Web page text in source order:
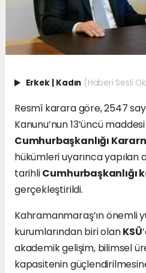
Erkek Kadın (Haberi Sesli
Resmî karara göre, 2547
Kanunu’nun 13’üncü maddesi
Cumhurbaşkanlığı
hükümleri uyarınca yapılan
tarihliCumhurbaşkanlığı
gerçekleştirildi.
Kahramanmaraş’ın önemli
kurumlarından biri olanKSÜ
akademik gelişim, bilimsel
kapasitenin